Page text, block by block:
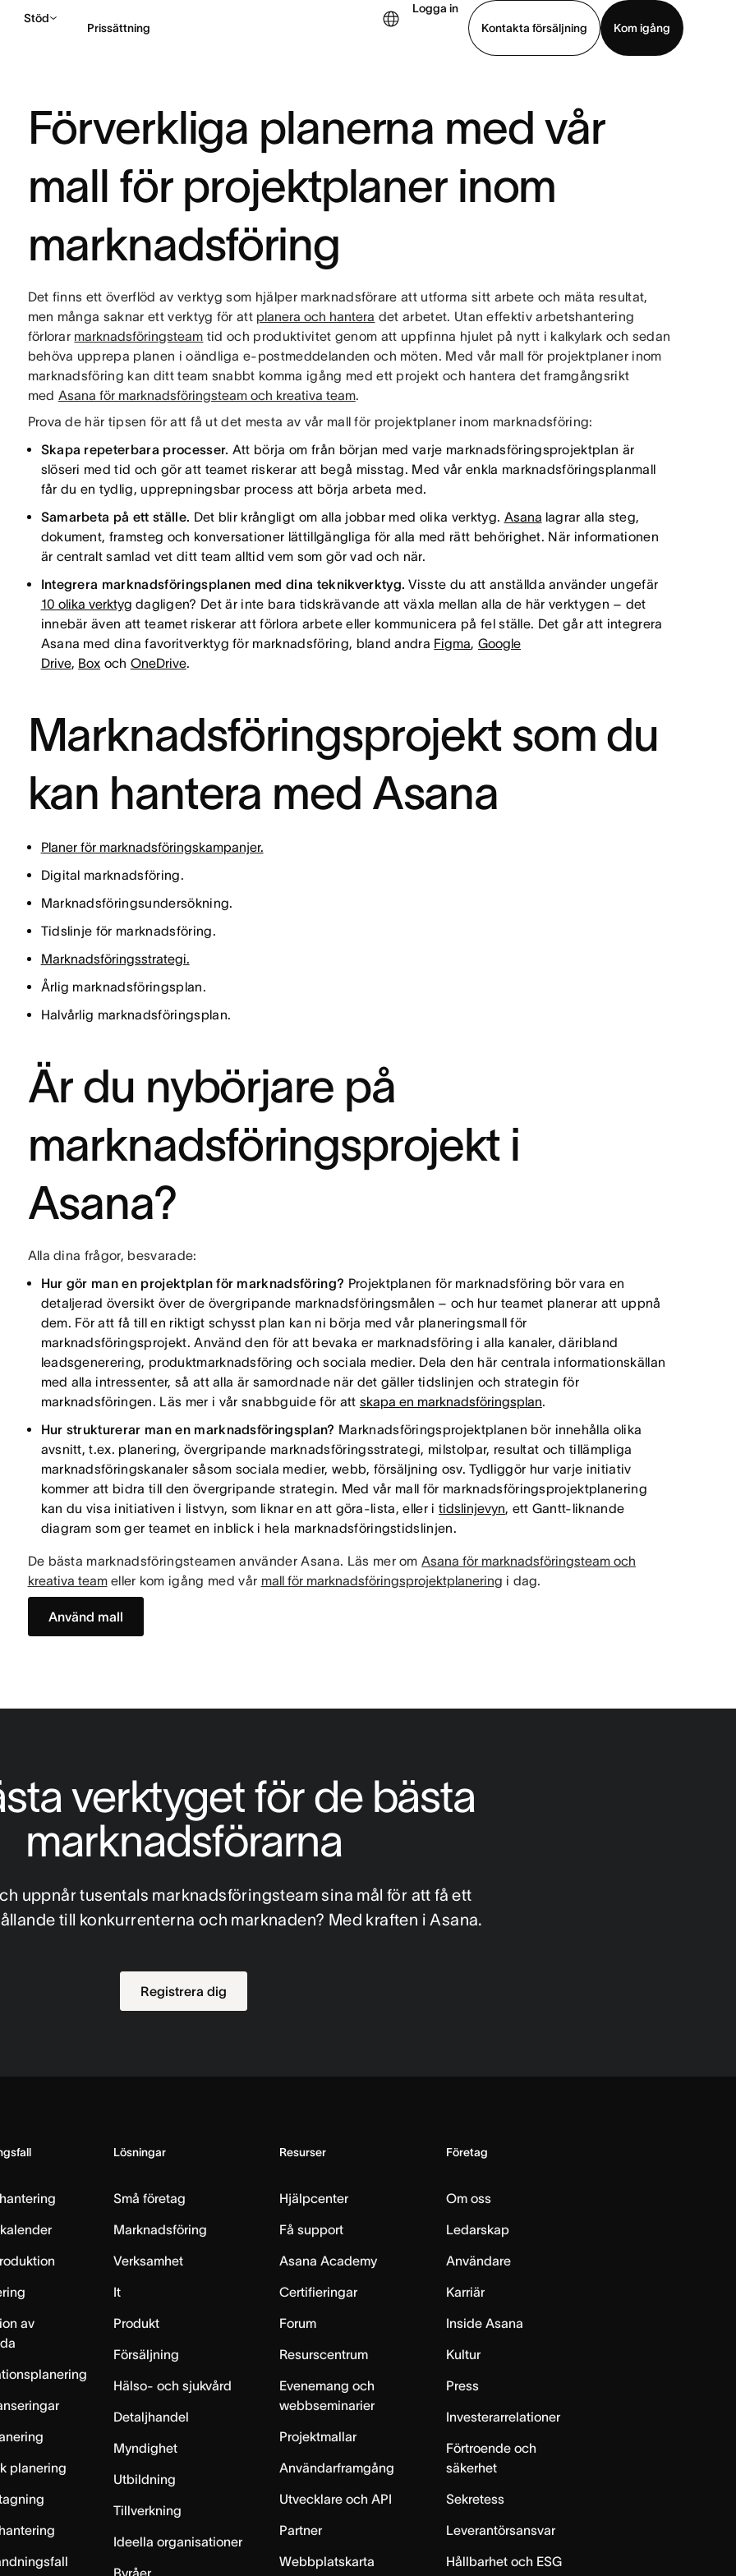
Stöd
Prissättning
Logga in
Kontakta försäljning
Kom igång
Förverkliga planerna med vår
mall för projektplaner inom
marknadsföring
Det finns ett överflöd av verktyg som hjälper marknadsförare att utforma sitt arbete och mäta resultat,
men många saknar ett verktyg för att planera och hantera det arbetet. Utan effektiv arbetshantering
förlorar marknadsföringsteam tid och produktivitet genom att uppfinna hjulet på nytt i kalkylark och sedan
behöva upprepa planen i oändliga e-postmeddelanden och möten. Med vår mall för projektplaner inom
marknadsföring kan ditt team snabbt komma igång med ett projekt och hantera det framgångsrikt
med Asana för marknadsföringsteam och kreativa team.
Prova de här tipsen för att få ut det mesta av vår mall för projektplaner inom marknadsföring:
Skapa repeterbara processer. Att börja om från början med varje marknadsföringsprojektplan är
slöseri med tid och gör att teamet riskerar att begå misstag. Med vår enkla marknadsföringsplanmall
får du en tydlig, upprepningsbar process att börja arbeta med.
Samarbeta på ett ställe. Det blir krångligt om alla jobbar med olika verktyg. Asana lagrar alla steg,
dokument, framsteg och konversationer lättillgängliga för alla med rätt behörighet. När informationen
är centralt samlad vet ditt team alltid vem som gör vad och när.
Integrera marknadsföringsplanen med dina teknikverktyg.Visste du att anställda använder ungefär
10 olika verktyg dagligen? Det är inte bara tidskrävande att växla mellan alla de här verktygen – det
innebär även att teamet riskerar att förlora arbete eller kommunicera på fel ställe. Det går att integrera
Asana med dina favoritverktyg för marknadsföring, bland andra Figma,Google
Drive, Box och OneDrive.
Marknadsföringsprojekt som du
kan hantera med Asana
Planer för marknadsföringskampanjer.
Digital marknadsföring.
Marknadsföringsundersökning.
Tidslinje för marknadsföring.
Marknadsföringsstrategi.
Årlig marknadsföringsplan.
Halvårlig marknadsföringsplan.
Är du nybörjare på
marknadsföringsprojekt i
Asana?
Alla dina frågor, besvarade:
Hur gör man en projektplan för marknadsföring? Projektplanen för marknadsföring bör vara en
detaljerad översikt över de övergripande marknadsföringsmålen – och hur teamet planerar att uppnå
dem. För att få till en riktigt schysst plan kan ni börja med vår planeringsmall för
marknadsföringsprojekt. Använd den för att bevaka er marknadsföring i alla kanaler, däribland
leadsgenerering, produktmarknadsföring och sociala medier. Dela den här centrala informationskällan
med alla intressenter, så att alla är samordnade när det gäller tidslinjen och strategin för
marknadsföringen. Läs mer i vår snabbguide för att skapa en marknadsföringsplan.
Hur strukturerar man en marknadsföringsplan? Marknadsföringsprojektplanen bör innehålla olika
avsnitt, t.ex. planering, övergripande marknadsföringsstrategi, milstolpar, resultat och tillämpliga
marknadsföringskanaler såsom sociala medier, webb, försäljning osv. Tydliggör hur varje initiativ
kommer att bidra till den övergripande strategin. Med vår mall för marknadsföringsprojektplanering
kan du visa initiativen i listvyn, som liknar en att göra-lista, eller i tidslinjevyn, ett Gantt-liknande
diagram som ger teamet en inblick i hela marknadsföringstidslinjen.
De bästa marknadsföringsteamen använder Asana. Läs mer omAsana för marknadsföringsteam och
kreativa teameller kom igång med vår mall för marknadsföringsprojektplanering i dag.
Använd mall
verktyget för de bästa
marknadsförarna
uppnår tusentals marknadsföringsteam sina mål för att få ett
till konkurrenterna och marknaden? Med kraften i Asana.
Registrera dig
av
planering
Lösningar
Små företag
Marknadsföring
Verksamhet
It
Produkt
Försäljning
Hälso- och sjukvård
Detaljhandel
Myndighet
Utbildning
Tillverkning
Ideella organisationer
Byråer
Resurser
Hjälpcenter
Få support
Asana Academy
Certifieringar
Forum
Resurscentrum
Evenemang och
webbseminarier
Projektmallar
Användarframgång
Utvecklare och API
Partner
Webbplatskarta
Företag
Om oss
Ledarskap
Användare
Karriär
Inside Asana
Kultur
Press
Investerarrelationer
Förtroende och
säkerhet
Sekretess
Leverantörsansvar
Hållbarhet och ESG